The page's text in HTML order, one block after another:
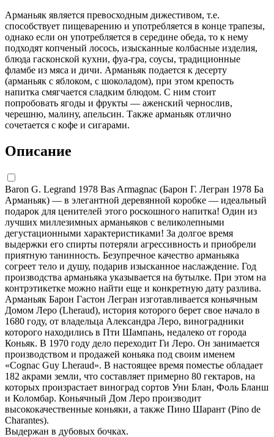
Арманьяк является превосходным дижестивом, т.е.
способствует пищеварению и употребляется в конце трапезы,
однако если он употребляется в середине обеда, то к нему
подходят копченый лосось, изысканные колбасные изделия,
блюда гасконской кухни, фуа-гра, соусы, традиционные
фламбе из мяса и дичи. Арманьяк подается к десерту
(арманьяк с яблоком, с шоколадом), при этом крепость
напитка смягчается сладким блюдом. С ним стоит
попробовать ягоды и фрукты — аженский чернослив,
черешню, малину, апельсин. Также арманьяк отлично
сочетается с кофе и сигарами.
Описание
Baron G. Legrand 1978 Bas Armagnac (Барон Г. Легран 1978 Ба
Арманьяк) — в элегантной деревянной коробке — идеальный
подарок для ценителей этого роскошного напитка! Один из
лучших миллезимных арманьяков с великолепными
дегустационными характеристиками! За долгое время
выдержки его спирты потеряли агрессивность и приобрели
приятную танинность. Безупречное качество арманьяка
согреет тело и душу, подарив изысканное наслаждение. Год
производства арманьяка указывается на бутылке. При этом на
контрэтикетке можно найти еще и конкретную дату разлива.
Арманьяк Барон Гастон Легран изготавливается коньячным
Домом Леро (Lheraud), история которого берет свое начало в
1680 году, от владельца Александра Леро, виноградники
которого находились в Пти Шампань, недалеко от города
Коньяк. В 1970 году дело переходит Ги Леро. Он занимается
производством и продажей коньяка под своим именем
«Сognac Guy Lheraud». В настоящее время поместье обладает
182 акрами земли, что составляет примерно 80 гектаров, на
которых произрастает виноград сортов Уни Блан, Фоль Бланш
и Коломбар. Коньячный Дом Леро производит
высококачественные коньяки, а также Пино Шарант (Pino de
Charantes).
Выдержан в дубовых бочках.